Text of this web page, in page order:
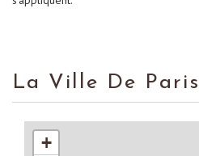
La Ville De
+